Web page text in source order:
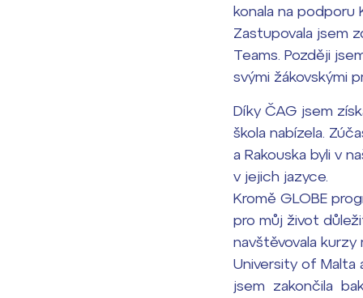
konala na podporu
Zastupovala jsem
Teams. Později
svými žákovskými
Díky ČAG jsem
škola nabízela.
a Rakouska byli v
v jejich jazyce.
Kromě GLOBE
pro můj život
navštěvovala
University of Malta
jsem zakončila